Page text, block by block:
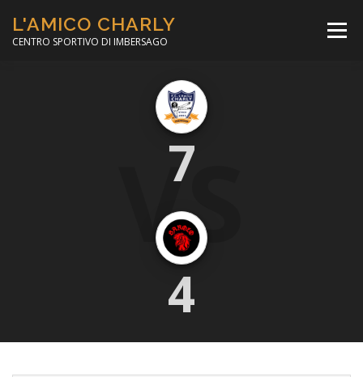
contenuto
L'AMICO CHARLY
CENTRO SPORTIVO DI IMBERSAGO
Menù
CORSO CALCIO A 5
MINIBASKET
VS
7
4